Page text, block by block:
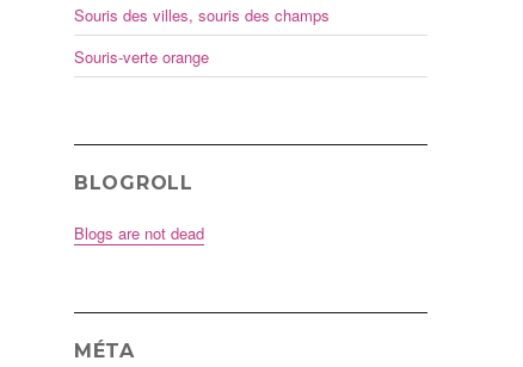
Souris des villes, souris des champs
Souris-verte orange
BLOGROLL
Blogs are not dead
MÉTA